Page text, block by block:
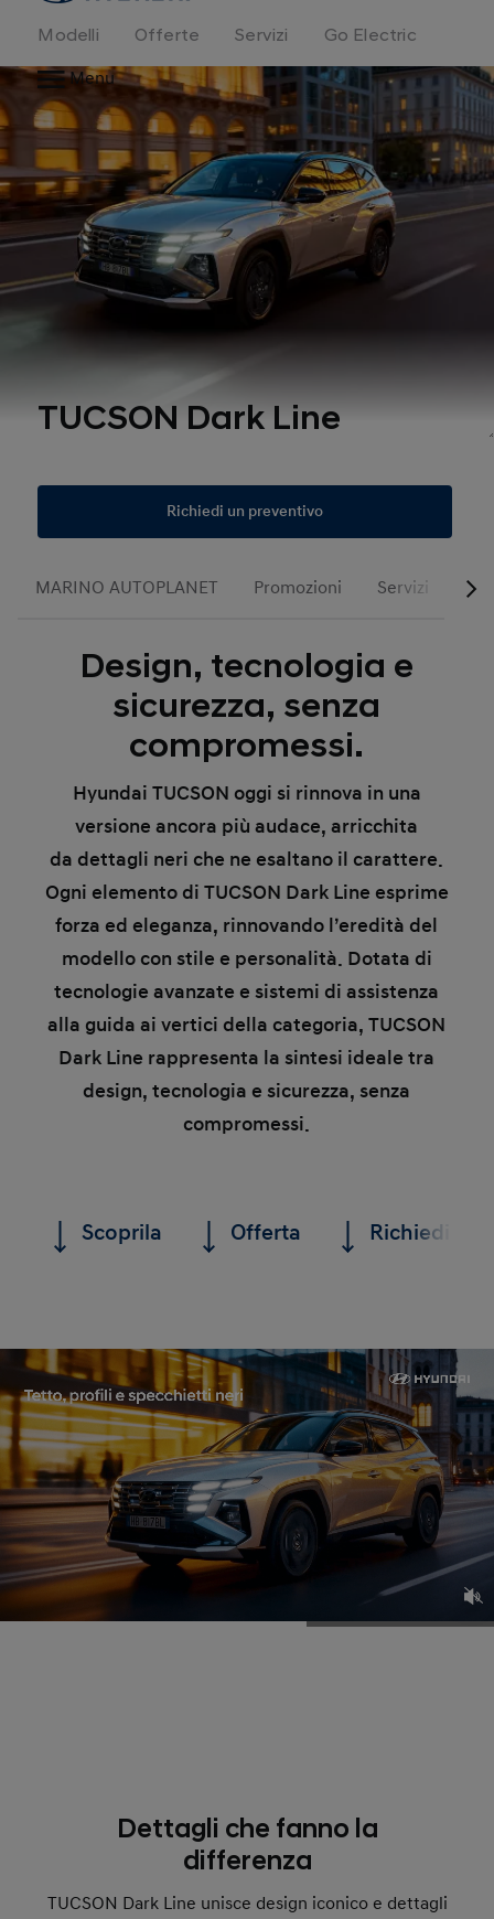
Modelli Offerte Servizi
Go Electric
Menu
TUCSON Dark Line
Richiedi un preventivo
MARINO AUTOPLANET Promozioni Servizi
Design, tecnologia e
sicurezza, senza
compromessi.
Hyundai TUCSON oggi si rinnova in una
versioneancora più audace, arricchita
da dettagli neri che ne esaltano il carattere.
Ogni elemento di TUCSON Dark Line esprime
forza ed eleganza, rinnovando l’eredità del
modello con stile e personalità. Dotata di
tecnologie avanzate e sistemi di assistenza
alla guida ai vertici della categoria, TUCSON
Dark Line rappresenta la sintesi ideale tra
design, tecnologia e sicurezza, senza
compromessi.
Scoprila Offerta Richiedi un
Dettagli che fanno la
differenza
TUCSON Dark Line unisce design iconico e dettagli